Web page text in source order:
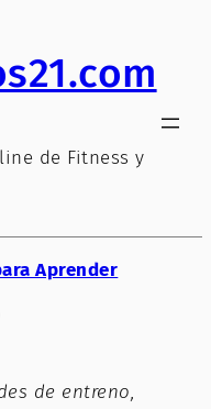
de Fitness y
Aprender
de entreno,